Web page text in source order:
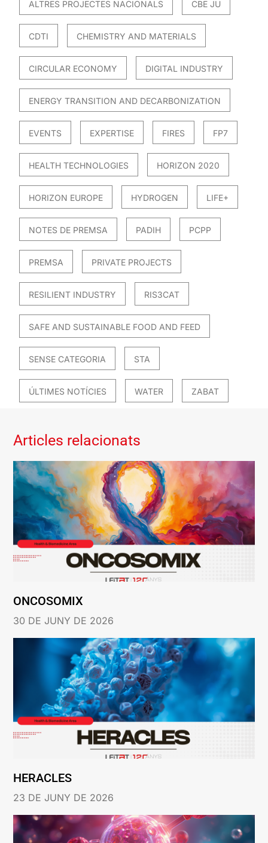
ALTRES PROJECTES NACIONALS CBE JU
CDTI CHEMISTRY AND MATERIALS
CIRCULAR ECONOMY DIGITAL INDUSTRY
ENERGY TRANSITION AND DECARBONIZATION
EVENTS EXPERTISE FIRES FP7
HEALTH TECHNOLOGIES HORIZON 2020
HORIZON EUROPE HYDROGEN LIFE+
NOTES DE PREMSA PADIH PCPP
PREMSA PRIVATE PROJECTS
RESILIENT INDUSTRY RIS3CAT
SAFE AND SUSTAINABLE FOOD AND FEED
SENSE CATEGORIA STA
ÚLTIMES NOTÍCIES WATER ZABAT
Articles relacionats
ONCOSOMIX
30 DE JUNY DE 2026
HERACLES
23 DE JUNY DE 2026